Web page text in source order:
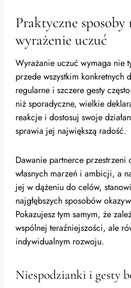
Praktyczne sposoby
wyrażenie uczuć
Wyrażanie uczuć wymaga nie
przede wszystkim konkretnych
regularne i szczere gesty
niż sporadyczne, wielkie
reakcje i dostosuj swoje
sprawia jej największą radość.
Dawanie partnerce przestrzeni
własnych marzeń i ambicji, a
jej w dążeniu do celów,
najgłębszych sposobów
Pokazujesz tym samym, że
wspólnej teraźniejszości, ale
indywidualnym rozwoju.
Niespodzianki i gesty